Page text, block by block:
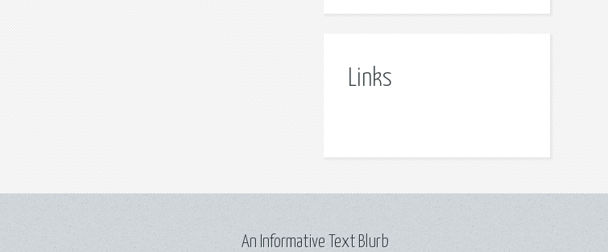
Links
An Informative Text Blurb